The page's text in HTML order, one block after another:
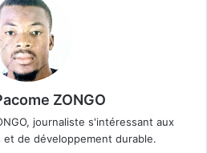
ZONGO
journaliste s'intéressant aux
de développement durable.